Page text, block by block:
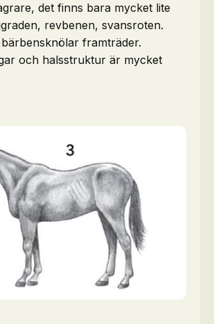
det finns bara mycket lite
revbenen, svansroten.
framträder.
och halsstruktur är mycket